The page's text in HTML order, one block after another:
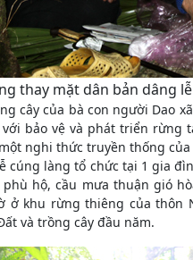
thay mặt dân bản dâng
cây của bà con người Dao
bảo vệ và phát triển
nghi thức truyền thống
cúng làng tổ chức tại 1 gia
hộ, cầu mưa thuận gió
ở khu rừng thiêng của thôn
và trồng cây đầu năm.